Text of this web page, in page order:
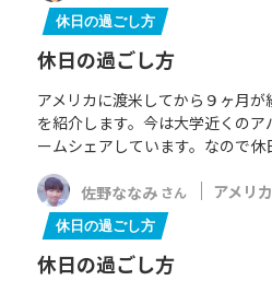
休日の過ごし方
休日の過ごし方
アメリカに渡米してから９ヶ月
を紹介します。今は大学近くの
ームシェアしています。なので
佐野ななみ さん アメリカ
休日の過ごし方
休日の過ごし方